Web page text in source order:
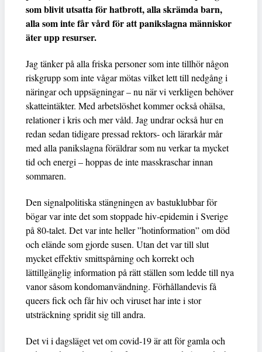
som blivit utsatta för hatbrott, alla skrämda barn,
alla som inte får vård för att panikslagna människor
äter upp resurser.
Jag tänker på alla friska personer som inte tillhör någon
riskgrupp som inte vågar mötas vilket lett till nedgång i
näringar och uppsägningar – nu när vi verkligen behöver
skatteintäkter. Med arbetslöshet kommer också ohälsa,
relationer i kris och mer våld. Jag undrar också hur en
redan sedan tidigare pressad rektors- och lärarkår mår
med alla panikslagna föräldrar som nu verkar ta mycket
tid och energi – hoppas de inte masskraschar innan
sommaren.
Den signalpolitiska stängningen av bastuklubbar för
bögar var inte det som stoppade hiv-epidemin i Sverige
på 80-talet. Det var inte heller ”hotinformation” om död
och elände som gjorde susen. Utan det var till slut
mycket effektiv smittspårning och korrekt och
lättillgänglig information på rätt ställen som ledde till nya
vanor såsom kondomanvändning. Förhållandevis få
queers fick och får hiv och viruset har inte i stor
utsträckning spridit sig till andra.
Det vi i dagsläget vet om covid-19 är att för gamla och